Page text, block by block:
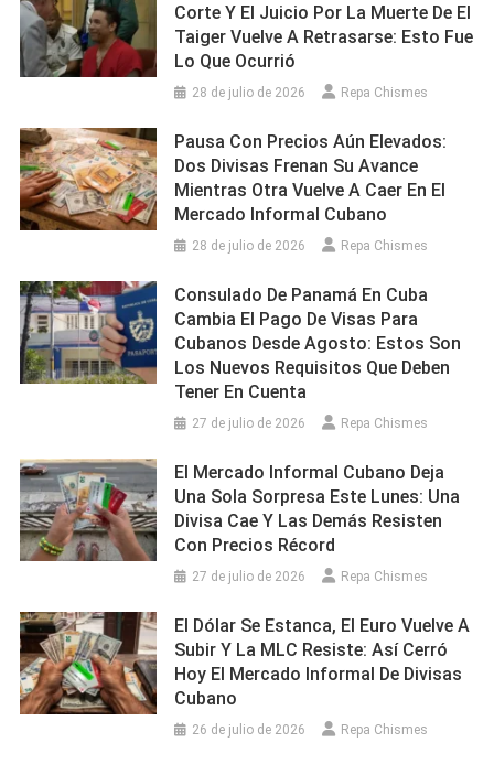
Corte Y El Juicio Por La Muerte De El
Taiger Vuelve A Retrasarse: Esto Fue
Lo Que Ocurrió
28 de julio de 2026 Repa Chismes
Pausa Con Precios Aún Elevados:
Dos Divisas Frenan Su Avance
Mientras Otra Vuelve A Caer En El
Mercado Informal Cubano
28 de julio de 2026 Repa Chismes
Consulado De Panamá En Cuba
Cambia El Pago De Visas Para
Cubanos Desde Agosto: Estos Son
Los Nuevos Requisitos Que Deben
Tener En Cuenta
27 de julio de 2026 Repa Chismes
El Mercado Informal Cubano Deja
Una Sola Sorpresa Este Lunes: Una
Divisa Cae Y Las Demás Resisten
Con Precios Récord
27 de julio de 2026 Repa Chismes
El Dólar Se Estanca, El Euro Vuelve A
Subir Y La MLC Resiste: Así Cerró
Hoy El Mercado Informal De Divisas
Cubano
26 de julio de 2026 Repa Chismes